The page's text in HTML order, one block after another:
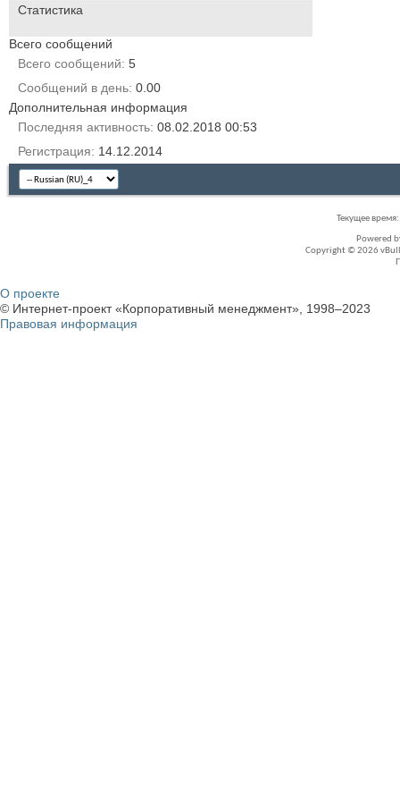
Статистика
Всего сообщений
Всего сообщений 5
Сообщений в день 0.00
Дополнительная информация
Последняя активность 08.02.2018 00:53
Регистрация
14.12.2014
Текущее время:
Powered
Copyright © 2026
О проекте
© Интернет-проект «Корпоративный менеджмент», 1998–2023
Правовая информация